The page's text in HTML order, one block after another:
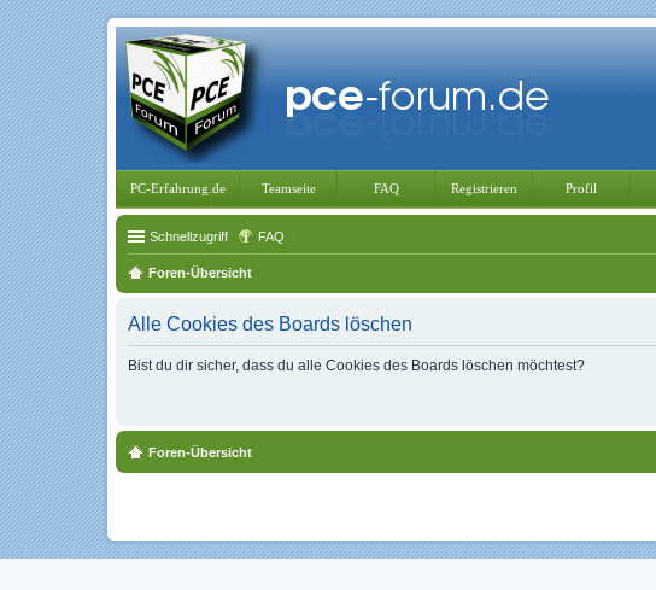
PC-Erfahrung.de Teamseite FAQ Registrieren Profil
Schnellzugriff FAQ
Foren-Übersicht
Alle Cookies des Boards löschen
Bist du dir sicher, dass du alle Cookies des Boards löschen möchtest?
Foren-Übersicht